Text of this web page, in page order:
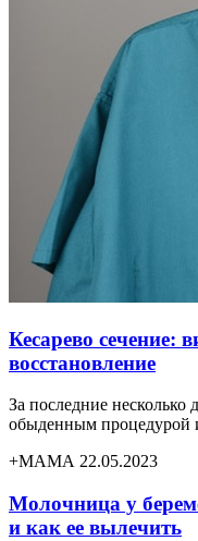
Кесарево сечение:
восстановление
За последние несколько
обыденным
+МАМА 22.05.2023
Молочница у
и как ее вылечить